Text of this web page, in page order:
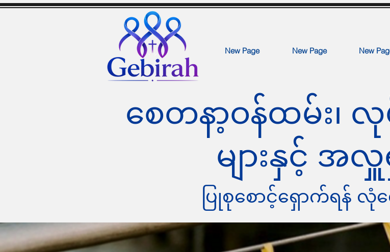
New Page New Page New
စေတနာ့ဝန်ထမ်း၊
များနှင့် အလှူ
ပြုစုစောင့်ရှောက်ရန်